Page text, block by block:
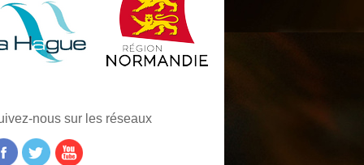
nous sur les réseaux